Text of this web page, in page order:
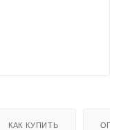
КАК КУПИТЬ